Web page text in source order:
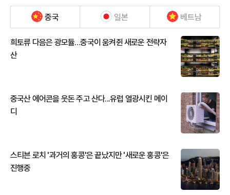
중국 일본 베트남
희토류 다음은 광모듈…중국이 움켜쥔 새로운 전략자
산
중국산 에어콘을 웃돈 주고 산다...유럽 열광시킨 메이
디
스티븐 로치 '과거의 홍콩'은 끝났지만 '새로운 홍콩'은
진행중